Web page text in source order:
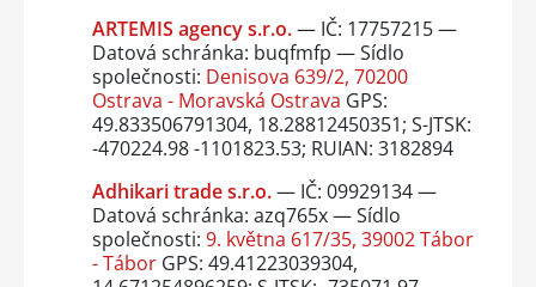
ARTEMIS agency s.r.o.— IČ: 17757215 —
Datová schránka: buqfmfp — Sídlo
společnosti: Denisova 639/2, 70200
Ostrava - Moravská Ostrava GPS:
49.833506791304, 18.28812450351; S-JTSK:
-470224.98 -1101823.53; RUIAN: 3182894
Adhikari trade s.r.o.— IČ: 09929134 —
Datová schránka: azq765x — Sídlo
společnosti: 9. května 617/35, 39002 Tábor
- TáborGPS: 49.41223039304,